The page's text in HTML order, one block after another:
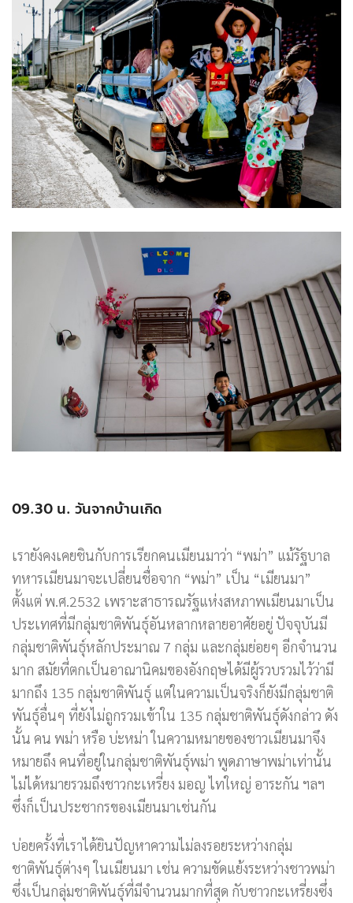
09.30 น. วันจากบ้านเกิด
เรายังคงเคยชินกับการเรียกคนเมียนมาว่า “พม่า” แม้รัฐบาล
ทหารเมียนมาจะเปลี่ยนชื่อจาก “พม่า” เป็น “เมียนมา”
ตั้งแต่ พ.ศ.2532 เพราะสาธารณรัฐแห่งสหภาพเมียนมาเป็น
ประเทศที่มีกลุ่มชาติพันธุ์อันหลากหลายอาศัยอยู่ ปัจจุบันมี
กลุ่มชาติพันธุ์หลักประมาณ 7 กลุ่ม และกลุ่มย่อยๆ อีกจำนวน
มาก สมัยที่ตกเป็นอาณานิคมของอังกฤษได้มีผู้รวบรวมไว้ว่ามี
มากถึง 135 กลุ่มชาติพันธุ์ แต่ในความเป็นจริงก็ยังมีกลุ่มชาติ
พันธุ์อื่นๆ ที่ยังไม่ถูกรวมเข้าใน 135 กลุ่มชาติพันธุ์ดังกล่าว ดัง
นั้น คน พม่า หรือ บ่ะหม่า ในความหมายของชาวเมียนมาจึง
หมายถึง คนที่อยู่ในกลุ่มชาติพันธุ์พม่า พูดภาษาพม่าเท่านั้น
ไม่ได้หมายรวมถึงชาวกะเหรี่ยง มอญ ไทใหญ่ อาระกัน ฯลฯ
ซึ่งก็เป็นประชากรของเมียนมาเช่นกัน
บ่อยครั้งที่เราได้ยินปัญหาความไม่ลงรอยระหว่างกลุ่ม
ชาติพันธุ์ต่างๆ ในเมียนมา เช่น ความขัดแย้งระหว่างชาวพม่า
ซึ่งเป็นกลุ่มชาติพันธุ์ที่มีจำนวนมากที่สุด กับชาวกะเหรี่ยงซึ่ง